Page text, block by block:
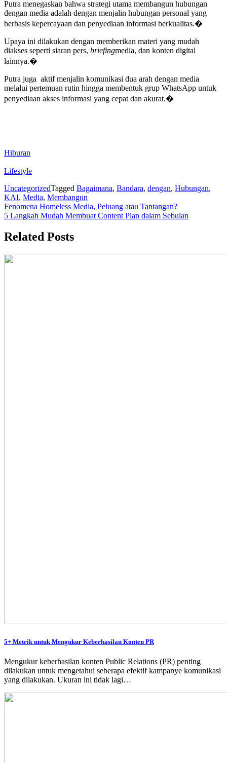
Putra menegaskan bahwa strategi utama membangun hubungan
dengan media adalah dengan menjalin hubungan personal yang
berbasis kepercayaan dan penyediaan informasi berkualitas.�
Upaya ini dilakukan dengan memberikan materi yang mudah
diakses seperti siaran pers, briefingmedia, dan konten digital
lainnya.�
Putra juga aktif menjalin komunikasi dua arah dengan media
melalui pertemuan rutin hingga membentuk grup WhatsApp untuk
penyediaan akses informasi yang cepat dan akurat.�
Hiburan
Lifestyle
UncategorizedTagged Bagaimana, Bandara, dengan, Hubungan,
KAI, Media, Membangun
Post
navigation
Fenomena Homeless Media, Peluang atau Tantangan?
5 Langkah Mudah Membuat Content Plan dalam Sebulan
Related Posts
5+ Metrik untuk Mengukur Keberhasilan Konten PR
Mengukur keberhasilan konten Public Relations (PR) penting
dilakukan untuk mengetahui seberapa efektif kampanye komunikasi
yang dilakukan. Ukuran ini tidak lagi…